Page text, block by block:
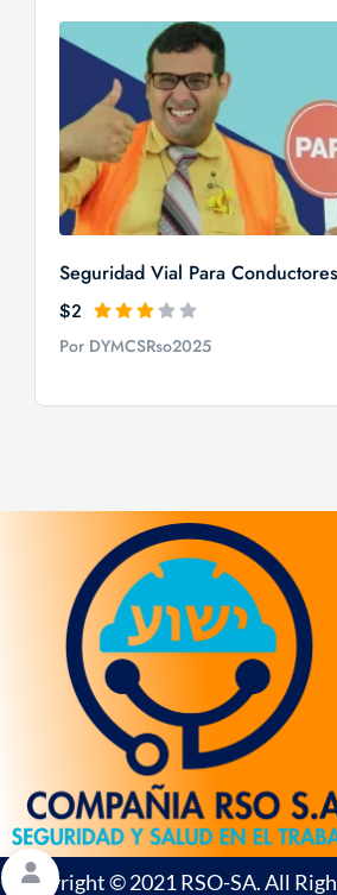
Seguridad Vial Para
$2
Por DYMCSRso2025
Copyright © 2021 RSO-SA. All